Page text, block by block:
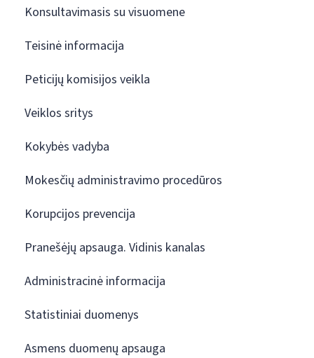
Konsultavimasis su visuomene
Teisinė informacija
Peticijų komisijos veikla
Veiklos sritys
Kokybės vadyba
Mokesčių administravimo procedūros
Korupcijos prevencija
Pranešėjų apsauga. Vidinis kanalas
Administracinė informacija
Statistiniai duomenys
Asmens duomenų apsauga